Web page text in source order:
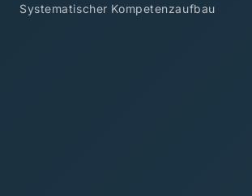
Systematischer Kompetenzaufbau